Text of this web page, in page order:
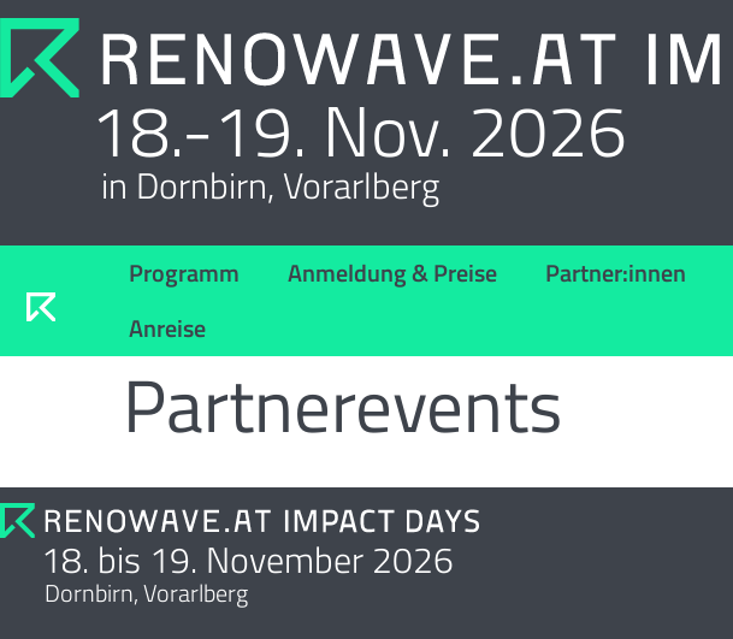
18.-19. Nov. 2026
in Dornbirn, Vorarlberg
Programm Anmeldung & Preise Partner:innen
Anreise
Partnerevents
18. bis 19. November 2026
Dornbirn, Vorarlberg